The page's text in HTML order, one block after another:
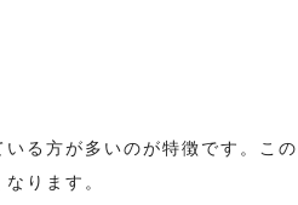
る方が多いのが特徴です。こ
ります。